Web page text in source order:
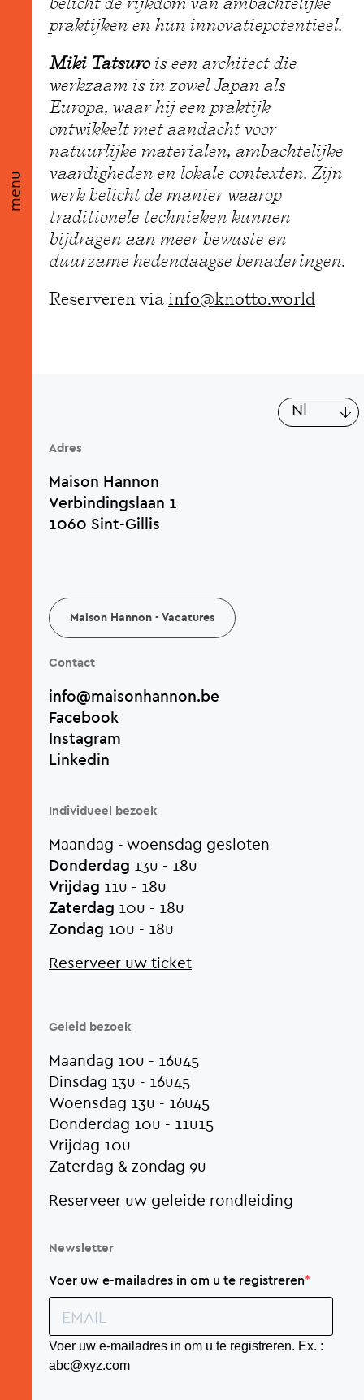
menu
praktijken en hun innovatiepotentieel.
Miki Tatsurois een architect die
werkzaam is in zowel Japan als
Europa, waar hij een praktijk
ontwikkelt met aandacht voor
natuurlijke materialen, ambachtelijke
vaardigheden en lokale contexten. Zijn
werk belicht de manier waarop
traditionele technieken kunnen
bijdragen aan meer bewuste en
duurzame hedendaagse benaderingen.
Reserveren viainfo@knotto.world
nl
Adres
Maison Hannon
Verbindingslaan 1
1060 Sint-Gillis
Maison Hannon - Vacatures
Contact
info@maisonhannon.be
Facebook
Instagram
Linkedin
Individueel bezoek
Maandag - woensdag gesloten
Donderdag 13u - 18u
Vrijdag 11u - 18u
Zaterdag 10u - 18u
Zondag 10u - 18u
Reserveer uw ticket
Geleid bezoek
Maandag 10u - 16u45
Dinsdag 13u - 16u45
Woensdag 13u - 16u45
Donderdag 10u - 11u15
Vrijdag 10u
Zaterdag & zondag 9u
Reserveer uw geleide rondleiding
Newsletter
Voer uw e-mailadres in om u te registreren
Voer uw e-mailadres in om u te registreren. Ex. :
abc@xyz.com